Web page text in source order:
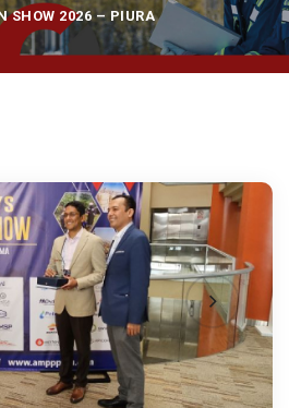
SHOW 2026 – PIURA